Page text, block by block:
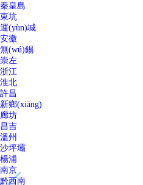
秦皇島
東坑
運(yùn)城
安徽
無(wú)錫
崇左
浙江
淮北
許昌
新鄉(xiāng)
廊坊
昌吉
溫州
沙坪壩
楊浦
南京
黔西南